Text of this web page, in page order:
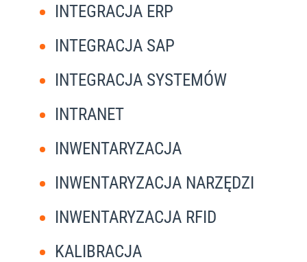
INTEGRACJA ERP
INTEGRACJA SAP
INTEGRACJA SYSTEMÓW
INTRANET
INWENTARYZACJA
INWENTARYZACJA NARZĘDZI
INWENTARYZACJA RFID
KALIBRACJA